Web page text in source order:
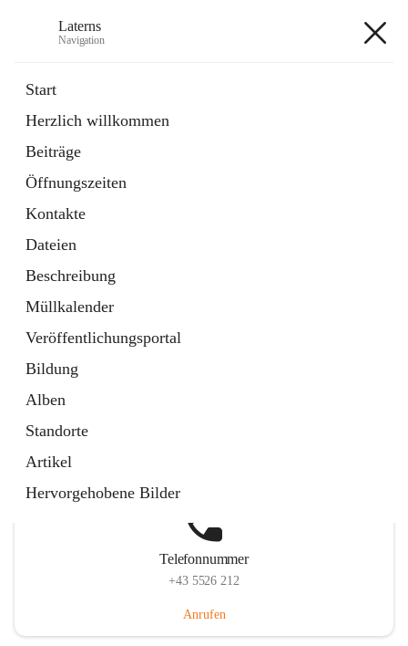
Laterns
Navigation
Start
Herzlich willkommen
Beiträge
Öffnungszeiten
Kontakte
Dateien
Beschreibung
Müllkalender
Veröffentlichungsportal
Bildung
Alben
Standorte
Artikel
Hervorgehobene Bilder
11 Schnellzugriffe
Soziales
1 Schnellzugriff
Telefonnummer
+43 5526 212
Anrufen